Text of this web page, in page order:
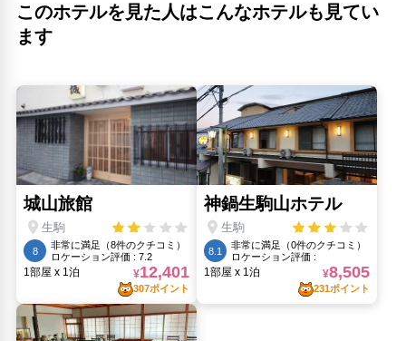
このホテルを見た人はこんなホテルも見てい
ます